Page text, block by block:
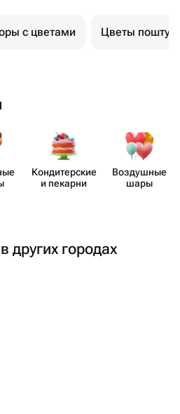
с цветами Цветы
Кондит​ерские
и пекарни
Воздушные
шары
других городах